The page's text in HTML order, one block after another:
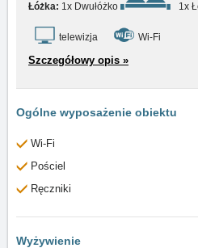
Łóżka: 1x Dwułóżko 1x
telewizja Wi-Fi
Szczegółowy opis »
Ogólne wyposażenie obiektu
Wi-Fi
Pościel
Ręczniki
Wyżywienie